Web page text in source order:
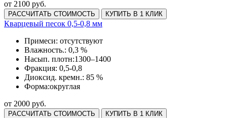
от 2100 руб.
РАССЧИТАТЬ СТОИМОСТЬ КУПИТЬ В 1 КЛИК
Кварцевый песок 0,5-0,8 мм
Примеси: отсутствуют
Влажность.: 0,3 %
Насып. плотн:1300–1400
Фракция: 0,5-0,8
Диоксид. кремн.: 85 %
Форма:округлая
от 2000 руб.
РАССЧИТАТЬ СТОИМОСТЬ КУПИТЬ В 1 КЛИК